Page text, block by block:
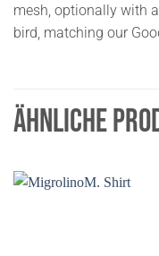
mesh, optionally with
bird, matching our
ÄHNLICHE